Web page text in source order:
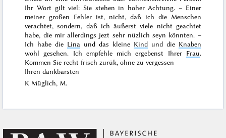
Ihr Wort gilt viel: Sie stehen in hoher Achtung. – Einer
meiner großen Fehler ist, nicht, daß ich die Menschen
verachtet, sondern, daß ich äußerst viele nicht geachtet
habe, die mir allerdings jezt sehr nüzlich seyn könnten. –
Ich habe die Lina und das kleine Kindund die Knaben
wohl gesehen. Ich empfehle mich ergebenst Ihrer Frau.
Kommen Sie recht frisch zurük, ohne zu vergessen
Ihren dankbarsten
K Müglich, M.